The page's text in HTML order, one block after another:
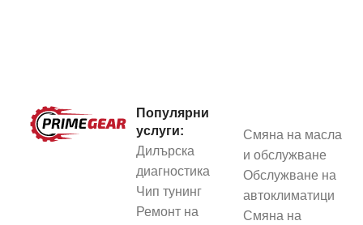
Популярни
услуги:
Дилърска
диагностика
Чип тунинг
Ремонт на
Смяна на масла
и обслужване
Обслужване на
автоклиматици
Смяна на